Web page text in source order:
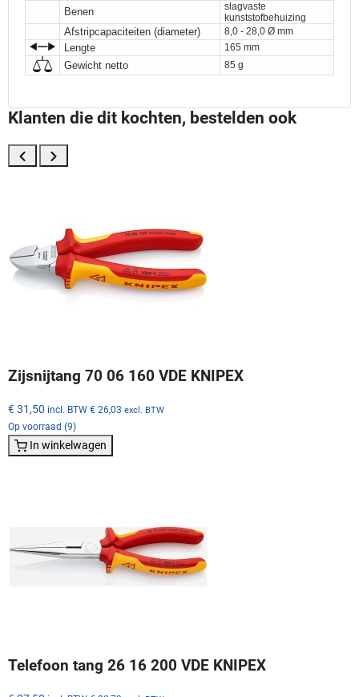
Benen
slagvaste
kunststofbehuizing
Afstripcapaciteiten (diameter) 8,0 - 28,0 Ø mm
Lengte 165 mm
Gewicht netto 85 g
Klanten die dit kochten, bestelden ook
Zijsnijtang 70 06 160 VDE KNIPEX
€ 31,50 incl. BTW € 26,03 excl. BTW
Op voorraad (9)
In winkelwagen
Telefoon tang 26 16 200 VDE KNIPEX